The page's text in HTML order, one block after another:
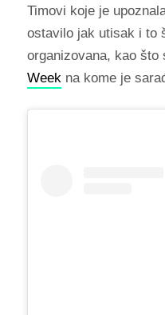
Timovi koje je
ostavilo jak utisak i to
organizovana, kao što
Weekna kome je